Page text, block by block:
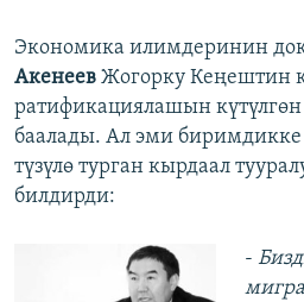
Экономика илимдеринин
Акенеев Жогорку Кеңештин
ратификациялашын
баалады. Ал эми
түзүлө турган кырдаал
билдирди:
-